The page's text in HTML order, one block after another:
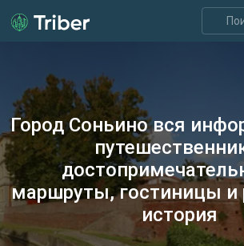
Город Соньино вся
маршруты, гостиницы и
история